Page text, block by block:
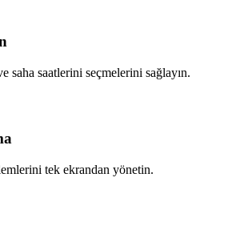
saha saatlerini seçmelerini sağlayın.
tek ekrandan yönetin.